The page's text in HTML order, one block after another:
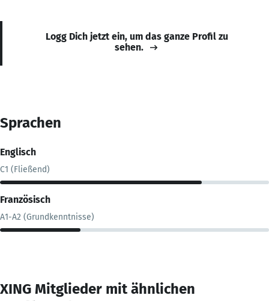
Logg Dich jetzt ein, um das ganze Profil zu
sehen.
Sprachen
Englisch
C1 (Fließend)
Französisch
A1-A2 (Grundkenntnisse)
XING Mitglieder mit ähnlichen